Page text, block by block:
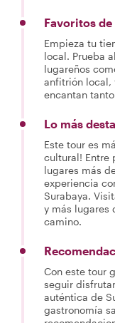
Favoritos de
Empieza tu
local. Prueba
lugareños
anfitrión local,
encantan
Lo más
Este tour es
cultural! Entre
lugares más
experiencia
Surabaya.
y más lugares
camino.
Con este tour
seguir
auténtica de
gastronomía